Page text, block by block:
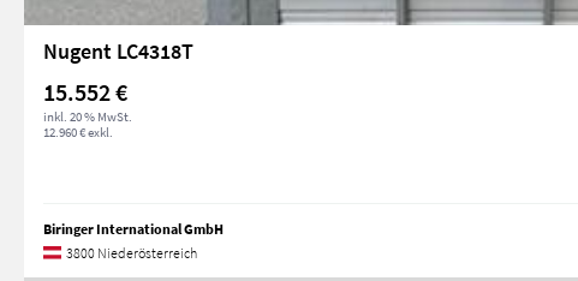
Nugent LC4318T
15.552 €
inkl. 20 % MwSt.
12.960 € exkl.
Biringer International GmbH
3800 Niederösterreich